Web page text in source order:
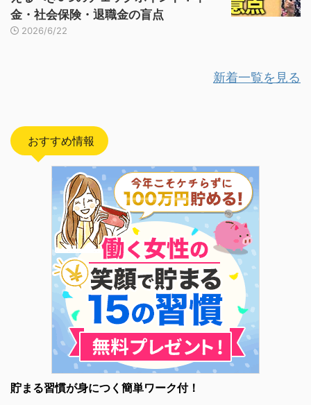
金・社会保険・退職金の盲点
2026/6/22
新着一覧を見る
おすすめ情報
貯まる習慣が身につく簡単ワーク付！